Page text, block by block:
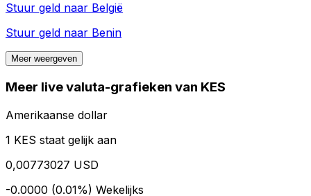
Stuur geld naar België
Stuur geld naar Benin
Meer weergeven
Meer live valuta-grafieken van KES
Amerikaanse dollar
1 KES staat gelijk aan
0,00773027 USD
-0.0000 (0.01%) Wekelijks